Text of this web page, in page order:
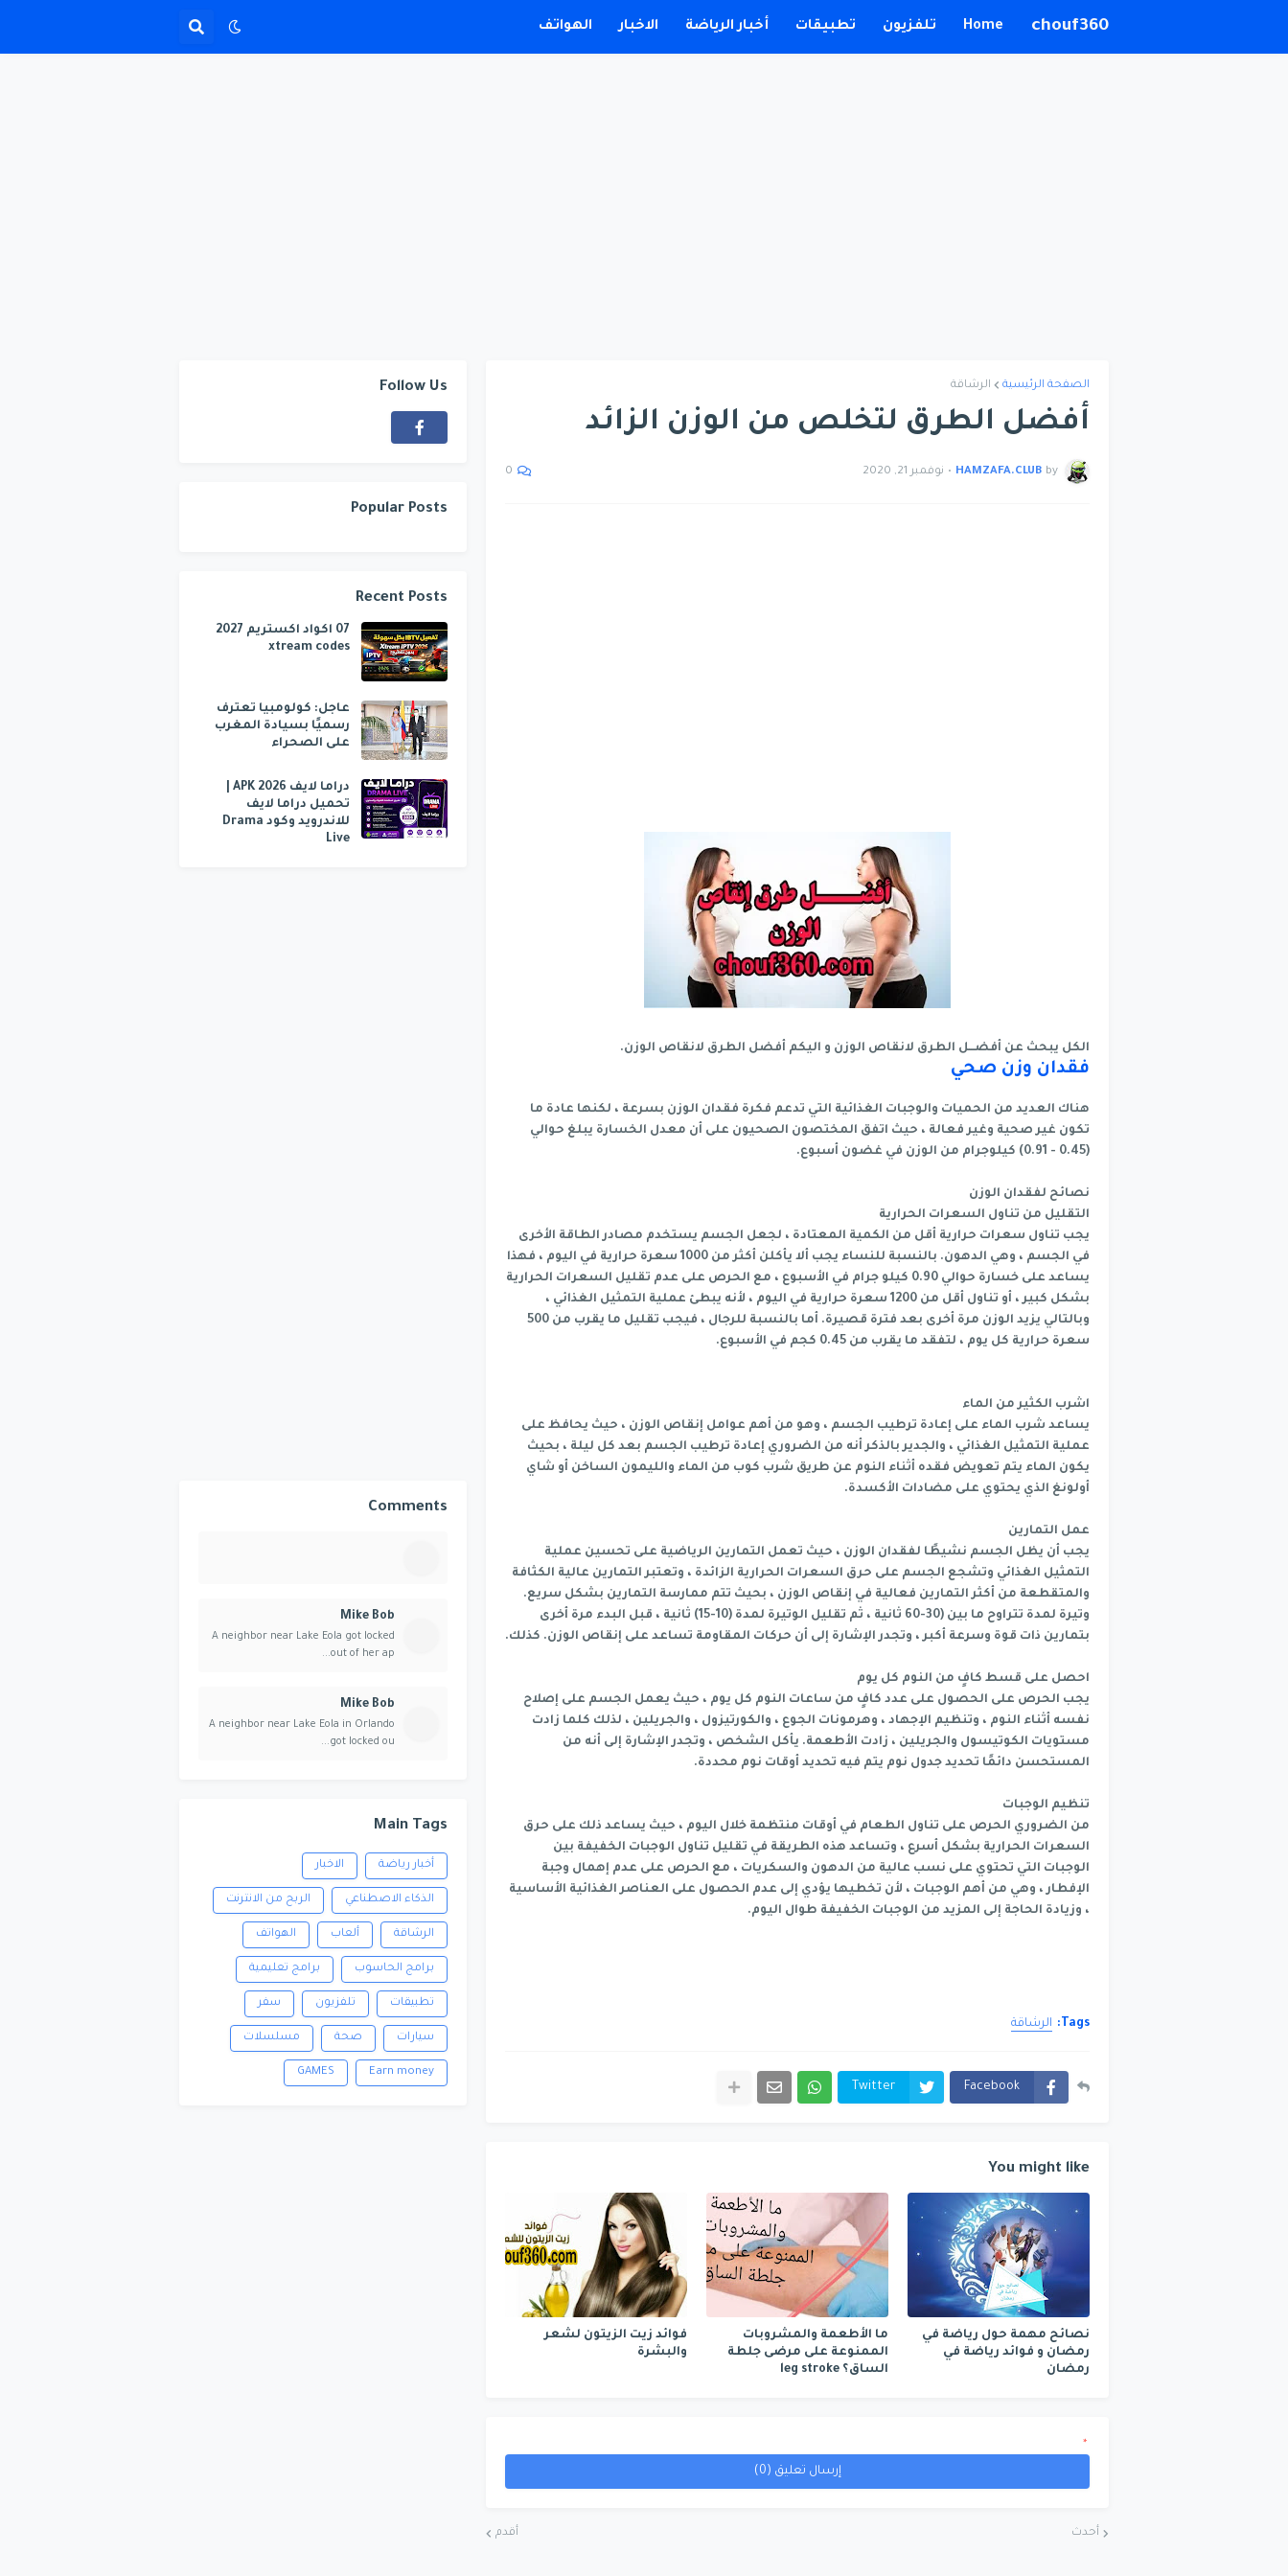
chouf360
Home تلفزيون تطبيقات أخبار الرياضة الاخبار الهواتف
الصفحة الرئيسية الرشاقة
أفضل الطرق لتخلص من الوزن الزائد
by
HAMZAFA.CLUB
• نوفمبر 21, 2020 0
الكل يبحث عن أفضـــل الطرق لانقاص الوزن و اليكم أفضل الطرق لانقاص الوزن.
فقدان وزن صحي
هناك العديد من الحميات والوجبات الغذائية التي تدعم فكرة فقدان الوزن بسرعة ، لكنها عادة ما
تكون غير صحية وغير فعالة ، حيث اتفق المختصون الصحيون على أن معدل الخسارة يبلغ حوالي
(0.45 - 0.91) كيلوجرام من الوزن في غضون أسبوع.
نصائح لفقدان الوزن
التقليل من تناول السعرات الحرارية
يجب تناول سعرات حرارية أقل من الكمية المعتادة ، لجعل الجسم يستخدم مصادر الطاقة الأخرى
في الجسم ، وهي الدهون. بالنسبة للنساء يجب ألا يأكلن أكثر من 1000 سعرة حرارية في اليوم ، فهذا
يساعد على خسارة حوالي 0.90 كيلو جرام في الأسبوع ، مع الحرص على عدم تقليل السعرات الحرارية
بشكل كبير ، أو تناول أقل من 1200 سعرة حرارية في اليوم ، لأنه يبطئ عملية التمثيل الغذائي ،
وبالتالي يزيد الوزن مرة أخرى بعد فترة قصيرة. أما بالنسبة للرجال ، فيجب تقليل ما يقرب من 500
سعرة حرارية كل يوم ، لتفقد ما يقرب من 0.45 كجم في الأسبوع.
اشرب الكثير من الماء
يساعد شرب الماء على إعادة ترطيب الجسم ، وهو من أهم عوامل إنقاص الوزن ، حيث يحافظ على
عملية التمثيل الغذائي ، والجدير بالذكر أنه من الضروري إعادة ترطيب الجسم بعد كل ليلة ، بحيث
يكون الماء يتم تعويض فقده أثناء النوم عن طريق شرب كوب من الماء والليمون الساخن أو شاي
أولونغ الذي يحتوي على مضادات الأكسدة.
عمل التمارين
يجب أن يظل الجسم نشيطًا لفقدان الوزن ، حيث تعمل التمارين الرياضية على تحسين عملية
التمثيل الغذائي وتشجع الجسم على حرق السعرات الحرارية الزائدة ، وتعتبر التمارين عالية الكثافة
والمتقطعة من أكثر التمارين فعالية في إنقاص الوزن ، بحيث تتم ممارسة التمارين بشكل سريع.
وتيرة لمدة تتراوح ما بين (30-60 ثانية ، ثم تقليل الوتيرة لمدة (10-15) ثانية ، قبل البدء مرة أخرى
بتمارين ذات قوة وسرعة أكبر ، وتجدر الإشارة إلى أن حركات المقاومة تساعد على إنقاص الوزن. كذلك.
احصل على قسط كافٍ من النوم كل يوم
يجب الحرص على الحصول على عدد كافٍ من ساعات النوم كل يوم ، حيث يعمل الجسم على إصلاح
نفسه أثناء النوم ، وتنظيم الإجهاد ، وهرمونات الجوع ، والكورتيزول ، والجريلين ، لذلك كلما زادت
مستويات الكوتيسول والجريلين ، زادت الأطعمة. يأكل الشخص ، وتجدر الإشارة إلى أنه من
المستحسن دائمًا تحديد جدول نوم يتم فيه تحديد أوقات نوم محددة.
تنظيم الوجبات
من الضروري الحرص على تناول الطعام في أوقات منتظمة خلال اليوم ، حيث يساعد ذلك على حرق
السعرات الحرارية بشكل أسرع ، وتساعد هذه الطريقة في تقليل تناول الوجبات الخفيفة بين
الوجبات التي تحتوي على نسب عالية من الدهون والسكريات ، مع الحرص على عدم إهمال وجبة
الإفطار ، وهي من أهم الوجبات ، لأن تخطيها يؤدي إلى عدم الحصول على العناصر الغذائية الأساسية
، وزيادة الحاجة إلى المزيد من الوجبات الخفيفة طوال اليوم.
Tags: الرشاقة
Facebook
Twitter
You might like
نصائح مهمة حول رياضة في
رمضان و فوائد رياضة في
رمضان
ما الأطعمة والمشروبات
الممنوعة على مرضى جلطة
الساق؟ leg stroke
فوائد زيت الزيتون لشعر
والبشرة
*
إرسال تعليق (0)
أحدث أقدم
Follow Us
Popular Posts
Recent Posts
07 اكواد اكستريم 2027
xtream codes
عاجل: كولومبيا تعترف
رسميًا بسيادة المغرب
على الصحراء
تحميل دراما لايف
للاندرويد وكود Drama
Live
Comments
Mike Bob
A neighbor near Lake Eola got locked
out of her ap...
Mike Bob
A neighbor near Lake Eola in Orlando
got locked ou...
Main Tags
أخبار رياضة الاخبار
الذكاء الاصطناعي الربح من الانترنت
الرشاقة ألعاب الهواتف
برامج الحاسوب برامج تعليمية
تطبيقات تلفزيون سفر
سيارات صحة مسلسلات
Earn money
GAMES